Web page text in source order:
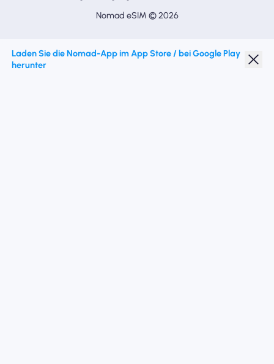
Nomad eSIM © 2026
Laden Sie die Nomad-App im App Store / bei Google Play
herunter